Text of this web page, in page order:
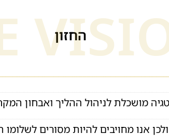
החזון
מושכלת לניהול ההליך ואבחון
אנו מחויבים להיות מסורים לשלומו